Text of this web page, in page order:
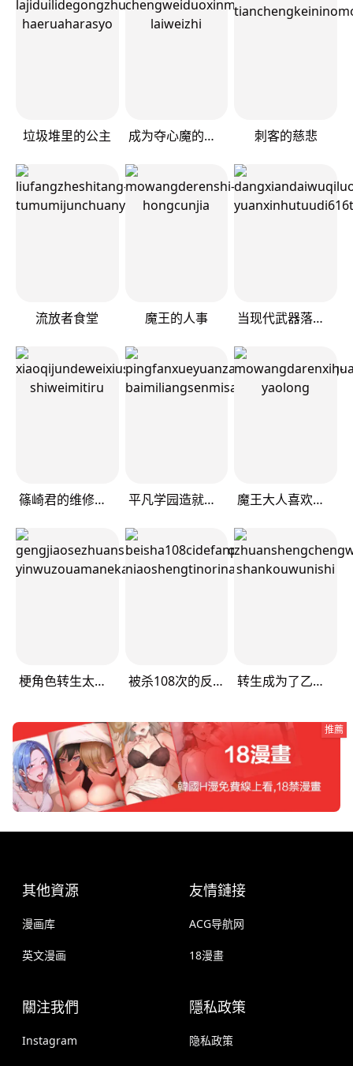
垃圾堆里的公主 成为夺心魔的必要 刺客的慈悲
流放者食堂 魔王的人事 当现代武器落入无论如何都不想败落的恶役大小姐手里时便是这副模样
篠崎君的维修事情 平凡学园造就世界最强 魔王大人喜欢我做的芭菲
梗角色转生太过头了！ 被杀108次的反派大小姐 转生成为了乙女游戏里满是死亡flag的恶役千金——走投无路！破灭前夕篇
推薦
其他資源
漫画库
英文漫画
友情鏈接
ACG导航网
18漫畫
關注我們
Instagram
隱私政策
隐私政策